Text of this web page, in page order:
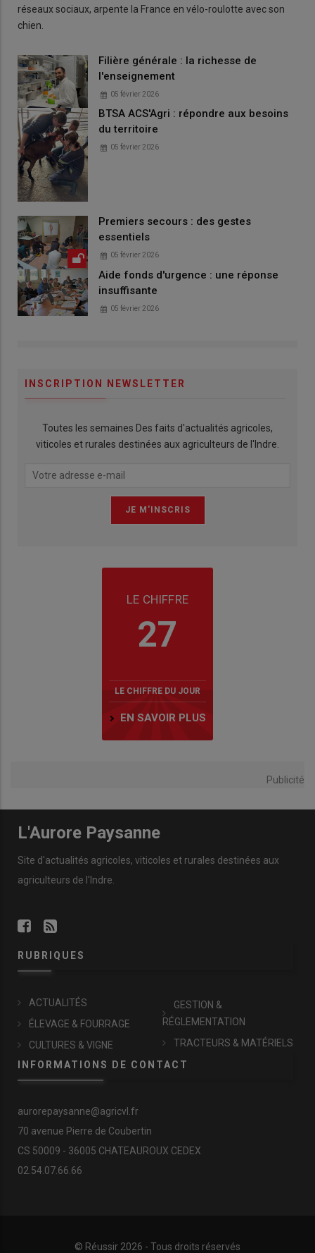
réseaux sociaux, arpente la France en vélo-roulotte avec son
chien.
Filière générale : la richesse de
l'enseignement
05 février 2026
BTSA ACS'Agri : répondre aux besoins
du territoire
05 février 2026
Premiers secours : des gestes
essentiels
05 février 2026
Aide fonds d'urgence : une réponse
insuffisante
05 février 2026
INSCRIPTION NEWSLETTER
Toutes les semaines Des faits d'actualités agricoles,
viticoles et rurales destinées aux agriculteurs de l'Indre.
LE CHIFFRE
27
LE CHIFFRE DU JOUR
EN SAVOIR PLUS
Publicité
L'Aurore Paysanne
Site d'actualités agricoles, viticoles et rurales destinées aux
agriculteurs de l'Indre.
RUBRIQUES
ACTUALITÉS
ÉLEVAGE & FOURRAGE
CULTURES & VIGNE
GESTION &
RÉGLEMENTATION
TRACTEURS & MATÉRIELS
INFORMATIONS DE CONTACT
aurorepaysanne@agricvl.fr
70 avenue Pierre de Coubertin
CS 50009 - 36005 CHATEAUROUX CEDEX
02.54.07.66.66
© Réussir 2026 - Tous droits réservés